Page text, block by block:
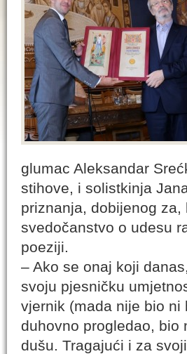
glumac Aleksandar
stihove, i solistkinja
priznanja, dobijenog
svedočanstvo o udesu
poeziji.
– Ako se onaj koji
svoju pjesničku
vjernik (mada nije bio
duhovno progledao, bio
dušu. Tragajući i za